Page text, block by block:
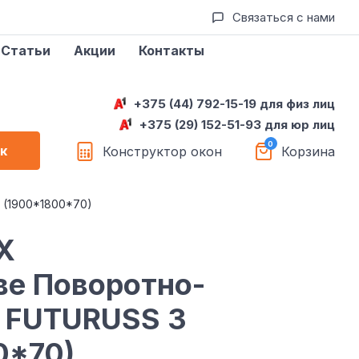
Связаться с нами
Статьи Акции Контакты
+375 (44) 792-15-19 для физ лиц
+375 (29) 152-51-93 для юр лиц
Конструктор окон Корзина
(1900*1800*70)
Поворотно-
3